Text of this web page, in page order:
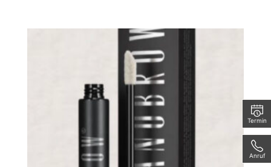
Termin
Anruf